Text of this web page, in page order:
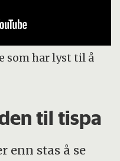
som har lyst til å
til tispa
enn stas å se